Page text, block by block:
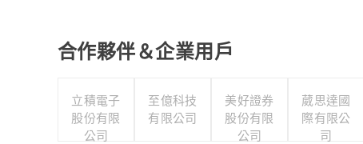
合作夥伴＆企業用戶
立積電子
股份有限
公司
至億科技
有限公司
美好證券
股份有限
公司
葳思達國
際有限公
司